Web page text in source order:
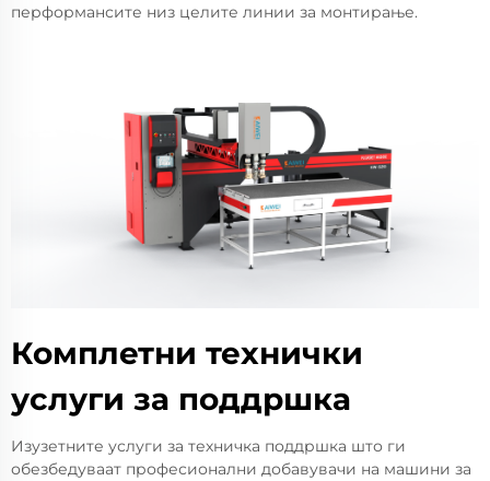
перформансите низ целите линии за монтирање.
Комплетни технички
услуги за поддршка
Изузетните услуги за техничка поддршка што ги
обезбедуваат професионални добавувачи на машини за